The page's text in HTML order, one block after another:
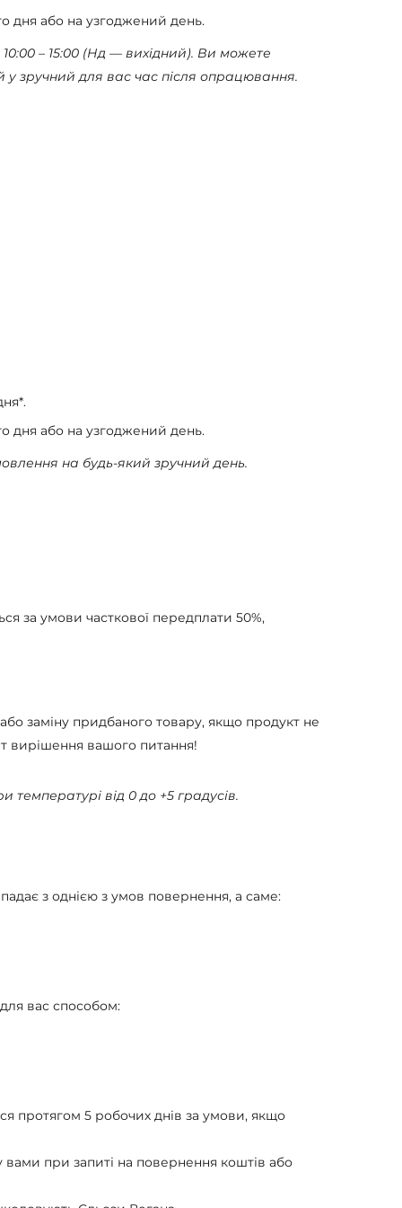
дня або на узгоджений день.
– 15:00 (Нд — вихідний). Ви можете
зручний для вас час після опрацювання.
дня або на узгоджений день.
на будь-який зручний день.
за умови часткової передплати 50%,
заміну придбаного товару, якщо продукт не
вирішення вашого питання!
температурі від 0 до +5 градусів.
з однією з умов повернення, а саме:
вас способом:
протягом 5 робочих днів за умови, якщо
вами при запиті на повернення коштів або